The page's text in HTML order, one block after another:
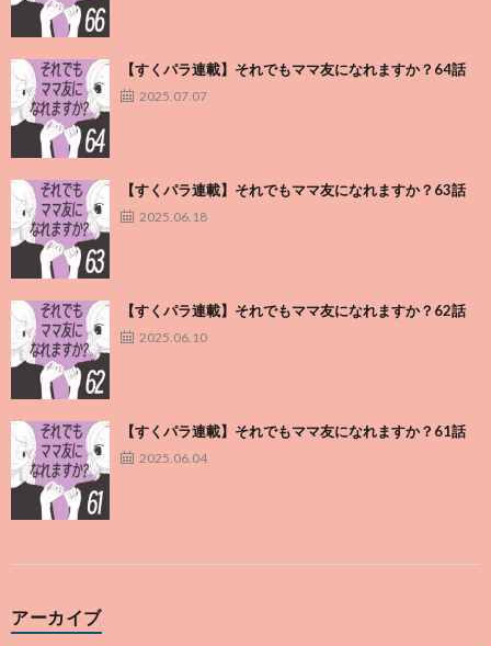
【すくパラ連載】それでもママ友になれますか？64話
2025.07.07
【すくパラ連載】それでもママ友になれますか？63話
2025.06.18
【すくパラ連載】それでもママ友になれますか？62話
2025.06.10
【すくパラ連載】それでもママ友になれますか？61話
2025.06.04
アーカイブ